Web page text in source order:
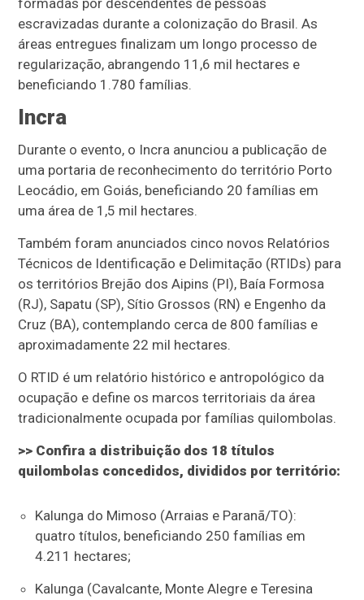
formadas por descendentes de pessoas
escravizadas durante a colonização do Brasil. As
áreas entregues finalizam um longo processo de
regularização, abrangendo 11,6 mil hectares e
beneficiando 1.780 famílias.
Incra
Durante o evento, o Incra anunciou a publicação de
uma portaria de reconhecimento do território Porto
Leocádio, em Goiás, beneficiando 20 famílias em
uma área de 1,5 mil hectares.
Também foram anunciados cinco novos Relatórios
Técnicos de Identificação e Delimitação (RTIDs) para
os territórios Brejão dos Aipins (PI), Baía Formosa
(RJ), Sapatu (SP), Sítio Grossos (RN) e Engenho da
Cruz (BA), contemplando cerca de 800 famílias e
aproximadamente 22 mil hectares.
O RTID é um relatório histórico e antropológico da
ocupação e define os marcos territoriais da área
tradicionalmente ocupada por famílias quilombolas.
>> Confira a distribuição dos 18 títulos
quilombolas concedidos, divididos por território:
Kalunga do Mimoso (Arraias e Paranã/TO):
quatro títulos, beneficiando 250 famílias em
4.211 hectares;
Kalunga (Cavalcante, Monte Alegre e Teresina